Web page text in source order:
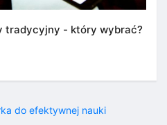
tradycyjny - który wybrać?